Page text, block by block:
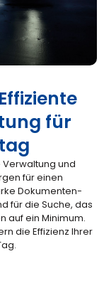
für
Verwaltung und
für einen
Dokumenten-
für die Suche, das
auf ein Minimum.
die Effizienz Ihrer